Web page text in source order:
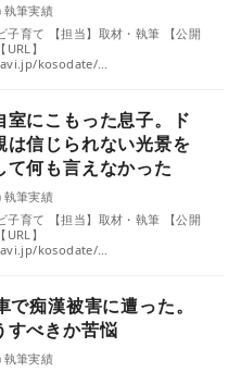
執筆実績
子育て 【担当】取材・執筆 【公開
】
kosodate/…
室にこもった息子。ド
は信じられない光景を
て何も言えなかった
執筆実績
子育て 【担当】取材・執筆 【公開
】
kosodate/…
痴漢被害に遭った。
すべきか苦悩
執筆実績